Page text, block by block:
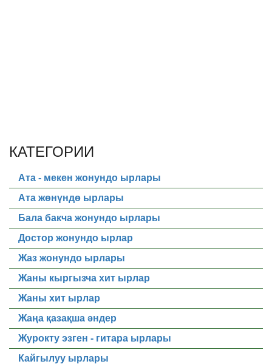
КАТЕГОРИИ
Ата - мекен жонундо ырлары
Ата жөнүндө ырлары
Бала бакча жонундо ырлары
Достор жонундо ырлар
Жаз жонундо ырлары
Жаны кыргызча хит ырлар
Жаны хит ырлар
Жаңа қазақша әндер
Журокту эзген - гитара ырлары
Кайгылуу ырлары